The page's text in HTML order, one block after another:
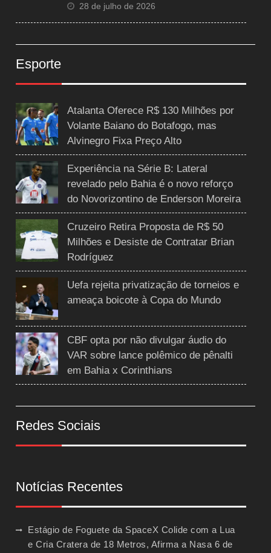
28 de julho de 2026
Esporte
Atalanta Oferece R$ 130 Milhões por
Volante Baiano do Botafogo, mas
Alvinegro Fixa Preço Alto
Experiência na Série B: Lateral
revelado pelo Bahia é o novo reforço
do Novorizontino de Enderson Moreira
Cruzeiro Retira Proposta de R$ 50
Milhões e Desiste de Contratar Brian
Rodríguez
Uefa rejeita privatização de torneios e
ameaça boicote à Copa do Mundo
CBF opta por não divulgar áudio do
VAR sobre lance polêmico de pênalti
em Bahia x Corinthians
Redes Sociais
Notícias Recentes
Estágio de Foguete da SpaceX Colide com a Lua
e Cria Cratera de 18 Metros, Afirma a Nasa 6 de